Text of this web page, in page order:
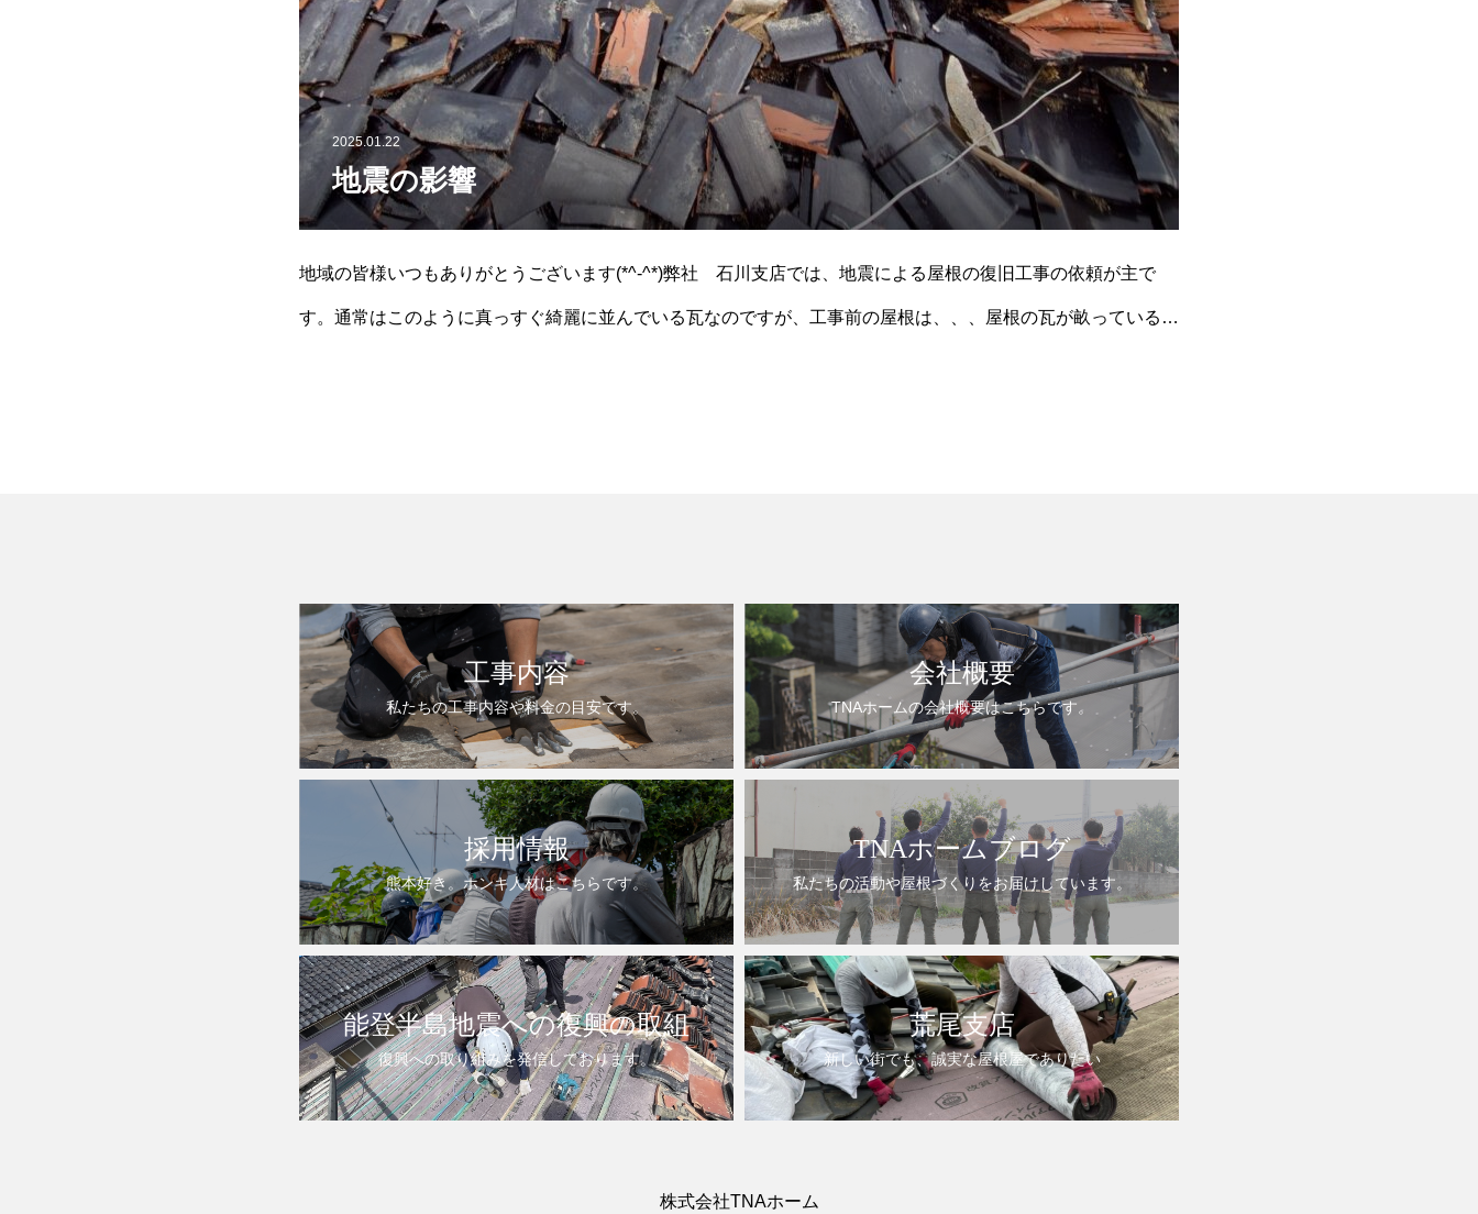
2025.01.22
地震の影響
地域の皆様いつもありがとうございます(*^-^*)弊社 石川支店では、地震による屋根の復旧工事の依頼が主で
す。通常はこのように真っすぐ綺麗に並んでいる瓦なのですが、工事前の屋根は、、、屋根の瓦が畝っているの
工事内容
私たちの工事内容や料金の目安です。
会社概要
TNAホームの会社概要はこちらです。
採用情報
熊本好き。ホンキ人材はこちらです。
TNAホームブログ
私たちの活動や屋根づくりをお届けしています。
能登半島地震への復興の取組
復興への取り組みを発信しております。
荒尾支店
新しい街でも、誠実な屋根屋でありたい
株式会社TNAホーム